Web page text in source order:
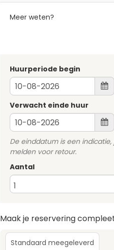
Meer weten?
Huurperiode begin
Verwacht einde huur
De einddatum is een
melden voor retour.
Aantal
Maak je reservering
Standaard meegeleverd